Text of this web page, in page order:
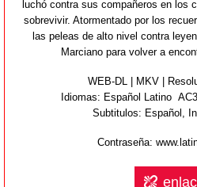
luchó contra sus compañeros en los
sobrevivir. Atormentado por los
las peleas de alto nivel contra
Marciano para volver a
WEB-DL | MKV |
Idiomas: Español Latino
Subtitulos: Español,
Contraseña: